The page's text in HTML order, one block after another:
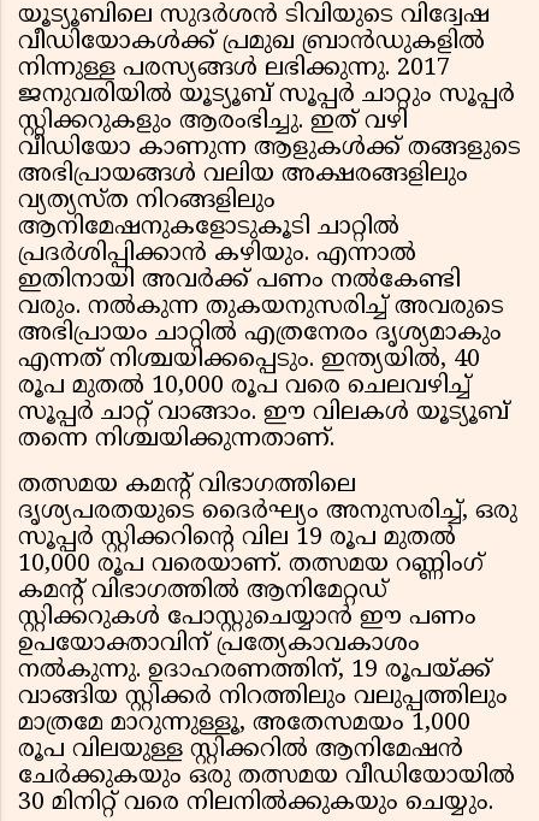
യൂട്യൂബിലെ സുദര്‍ശന്‍ ടിവിയുടെ വിദ്വേഷ
വീഡിയോകള്‍ക്ക് പ്രമുഖ ബ്രാന്‍ഡുകളില്‍
നിന്നുള്ള പരസ്യങ്ങള്‍ ലഭിക്കുന്നു. 2017
ജനുവരിയില്‍ യൂട്യൂബ് സൂപ്പര്‍ ചാറ്റും സൂപ്പര്‍
സ്റ്റിക്കറുകളും ആരംഭിച്ചു. ഇത് വഴി
വീഡിയോ കാണുന്ന ആളുകൾക്ക് തങ്ങളുടെ
അഭിപ്രായങ്ങൾ വലിയ അക്ഷരങ്ങളിലും
വ്യത്യസ്ത നിറങ്ങളിലും
ആനിമേഷനുകളോടുകൂടി ചാറ്റിൽ
പ്രദർശിപ്പിക്കാൻ കഴിയും. എന്നാൽ
ഇതിനായി അവർക്ക് പണം നൽകേണ്ടി
വരും. നൽകുന്ന തുകയനുസരിച്ച് അവരുടെ
അഭിപ്രായം ചാറ്റിൽ എത്രനേരം ദൃശ്യമാകും
എന്നത് നിശ്ചയിക്കപ്പെടും. ഇന്ത്യയിൽ, 40
രൂപ മുതൽ 10,000 രൂപ വരെ ചെലവഴിച്ച്
സൂപ്പർ ചാറ്റ് വാങ്ങാം. ഈ വിലകൾ യൂട്യൂബ്
തന്നെ നിശ്ചയിക്കുന്നതാണ്.
തത്സമയ കമന്റ് വിഭാഗത്തിലെ
ദൃശ്യപരതയുടെ ദൈര്‍ഘ്യം അനുസരിച്ച്, ഒരു
സൂപ്പര്‍ സ്റ്റിക്കറിന്റെ വില 19 രൂപ മുതല്‍
10,000 രൂപ വരെയാണ്. തത്സമയ റണ്ണിംഗ്
കമന്റ് വിഭാഗത്തില്‍ ആനിമേറ്റഡ്
സ്റ്റിക്കറുകള്‍ പോസ്റ്റുചെയ്യാന്‍ ഈ പണം
ഉപയോക്താവിന് പ്രത്യേകാവകാശം
നല്‍കുന്നു. ഉദാഹരണത്തിന്, 19 രൂപയ്ക്ക്
വാങ്ങിയ സ്റ്റിക്കര്‍ നിറത്തിലും വലുപ്പത്തിലും
മാത്രമേ മാറുന്നുള്ളൂ, അതേസമയം 1,000
രൂപ വിലയുള്ള സ്റ്റിക്കറില്‍ ആനിമേഷന്‍
ചേര്‍ക്കുകയും ഒരു തത്സമയ വീഡിയോയില്‍
30 മിനിറ്റ് വരെ നിലനില്‍ക്കുകയും ചെയ്യും.